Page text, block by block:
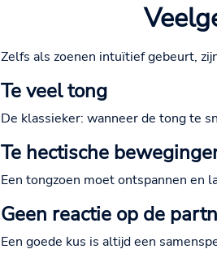
Zelfs als zoenen intuïtief gebeurt,
Te veel tong
De klassieker: wanneer de tong te
Te hectische
Een tongzoen moet ontspannen en
Geen reactie op de
Een goede kus is altijd een